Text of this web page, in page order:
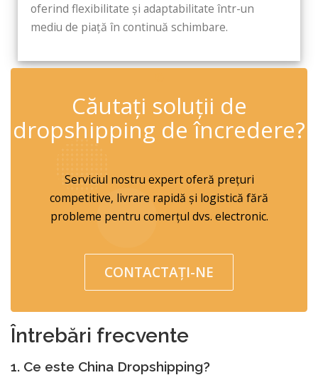
oferind flexibilitate și adaptabilitate într-un
mediu de piață în continuă schimbare.
Căutați soluții de
dropshipping de încredere?
Serviciul nostru expert oferă prețuri
competitive, livrare rapidă și logistică fără
probleme pentru comerțul dvs. electronic.
CONTACTAŢI-NE
Întrebări frecvente
1. Ce este China Dropshipping?